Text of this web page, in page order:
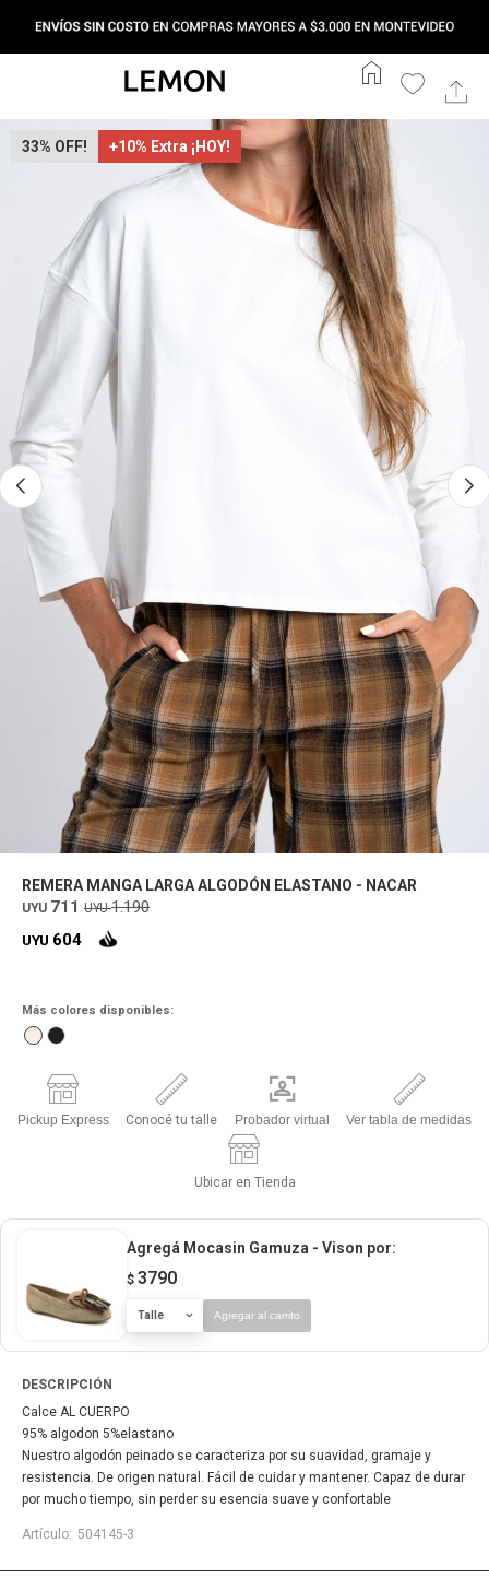
home
33 +10% Extra ¡HOY!
REMERA MANGA LARGA ALGODÓN ELASTANO - NACAR
UYU 711 UYU 1.190
UYU 604
Más colores disponibles:
Pickup Express Conocé tu talle Probador virtual Ver tabla de medidas
Ubicar en Tienda
Agregá Mocasin Gamuza - Vison por:
$ 3790
Talle Agregar al carrito
DESCRIPCIÓN
Calce AL CUERPO
95% algodon 5%elastano
Nuestro algodón peinado se caracteriza por su suavidad, gramaje y
resistencia. De origen natural. Fácil de cuidar y mantener. Capaz de durar
por mucho tiempo, sin perder su esencia suave y confortable
504145-3